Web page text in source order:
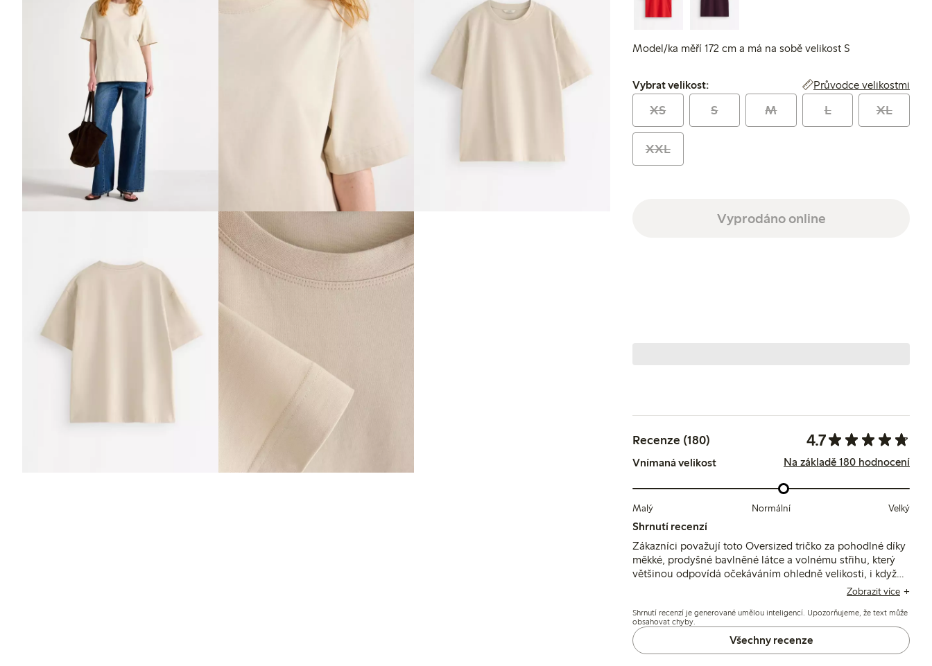
Model/ka měří 172 cm a má na sobě velikost S
Vybrat velikost:
Vybrat velikost: Průvodce velikostmi
XS S M L XL
XXL
Vyprodáno online
Recenze (180) 4.7
Vnímaná velikost Na základě 180 hodnocení
Malý Normální Velký
Shrnutí recenzí
Zákazníci považují toto Oversized tričko za pohodlné díky
měkké, prodyšné bavlněné látce a volnému střihu, který
většinou odpovídá očekáváním ohledně velikosti, i když
někteří doporučují zvolit menší velikost pro méně volný
po praní a s padnutím kolem krku, ale celkově je kvalita
látky a barva dobře hodnocena.
Zobrazit více
Shrnutí recenzí je generované umělou inteligencí. Upozorňujeme, že text může
obsahovat chyby.
Všechny recenze